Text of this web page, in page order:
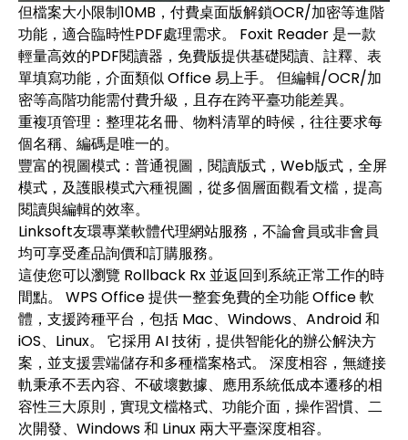
但檔案大小限制10MB，付費桌面版解鎖OCR/加密等進階
功能，適合臨時性PDF處理需求。 Foxit Reader 是一款
輕量高效的PDF閱讀器，免費版提供基礎閱讀、註釋、表
單填寫功能，介面類似 Office 易上手。 但編輯/OCR/加
密等高階功能需付費升級，且存在跨平臺功能差異。
重複項管理：整理花名冊、物料清單的時候，往往要求每
個名稱、編碼是唯一的。
豐富的視圖模式：普通視圖，閱讀版式，Web版式，全屏
模式，及護眼模式六種視圖，從多個層面觀看文檔，提高
閱讀與編輯的效率。
Linksoft友環專業軟體代理網站服務，不論會員或非會員
均可享受產品詢價和訂購服務。
這使您可以瀏覽 Rollback Rx 並返回到系統正常工作的時
間點。 WPS Office 提供一整套免費的全功能 Office 軟
體，支援跨種平台，包括 Mac、Windows、Android 和
iOS、Linux。 它採用 AI 技術，提供智能化的辦公解決方
案，並支援雲端儲存和多種檔案格式。 深度相容，無縫接
軌秉承不丟內容、不破壞數據、應用系統低成本遷移的相
容性三大原則，實現文檔格式、功能介面，操作習慣、二
次開發、Windows 和 Linux 兩大平臺深度相容。